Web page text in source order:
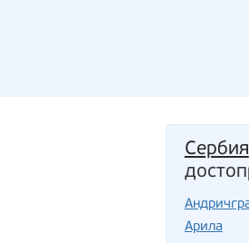
Сербия
Арила